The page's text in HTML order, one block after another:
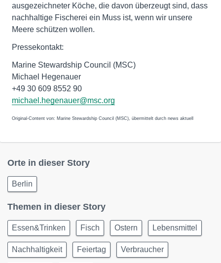
ausgezeichneter Köche, die davon überzeugt sind, dass
nachhaltige Fischerei ein Muss ist, wenn wir unsere
Meere schützen wollen.
Pressekontakt:
Marine Stewardship Council (MSC)
Michael Hegenauer
+49 30 609 8552 90
michael.hegenauer@msc.org
Original-Content von: Marine Stewardship Council (MSC), übermittelt durch news aktuell
Orte in dieser Story
Berlin
Themen in dieser Story
Essen&Trinken Fisch Ostern Lebensmittel
Nachhaltigkeit Feiertag Verbraucher